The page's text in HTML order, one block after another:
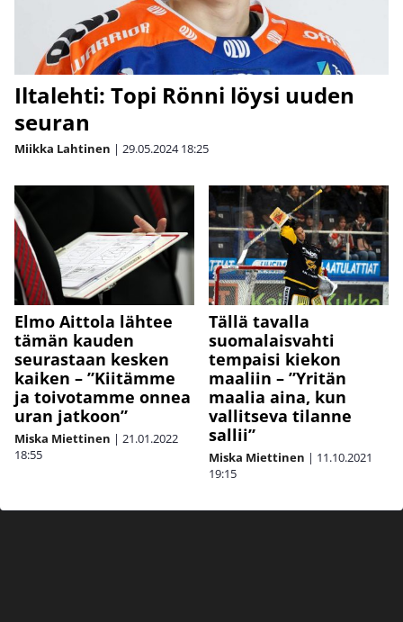
Iltalehti: Topi Rönni löysi uuden
seuran
Miikka Lahtinen | 29.05.2024 18:25
Elmo Aittola lähtee
tämän kauden
seurastaan kesken
kaiken – ”Kiitämme
ja toivotamme onnea
uran jatkoon”
Miska Miettinen | 21.01.2022
18:55
Tällä tavalla
suomalaisvahti
tempaisi kiekon
maaliin – ”Yritän
maalia aina, kun
vallitseva tilanne
sallii”
Miska Miettinen | 11.10.2021
19:15